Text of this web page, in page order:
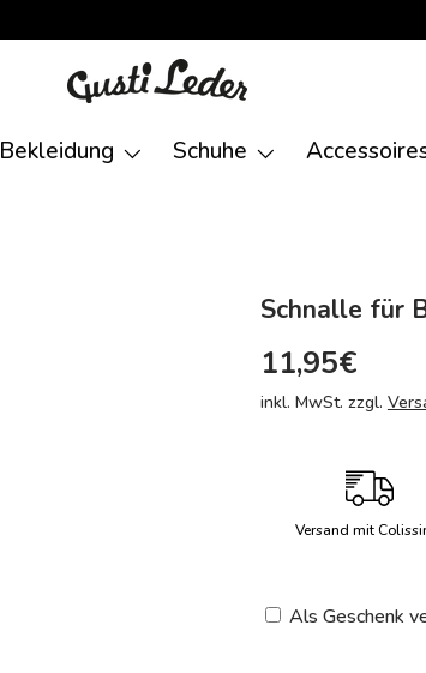
Bekleidung Schuhe
Schnalle für
11,95€
inkl. MwSt. zzgl.
Versand mit
Als Geschenk